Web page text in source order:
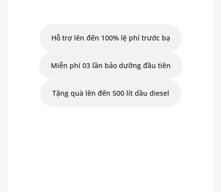
Hỗ trợ lên đến 100% lệ phí trước bạ
Miễn phí 03 lần bảo dưỡng đầu tiên
Tặng quà lên đến 500 lít dầu diesel